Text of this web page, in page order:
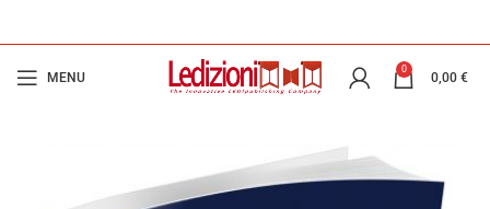
MENU
0
0,00 €